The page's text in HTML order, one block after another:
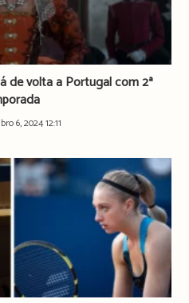
de volta a Portugal com 2ª
6, 2024 12:11